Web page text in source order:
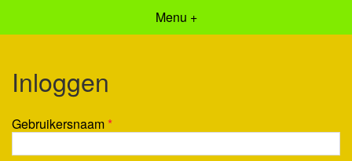
Menu +
Inloggen
Gebruikersnaam *